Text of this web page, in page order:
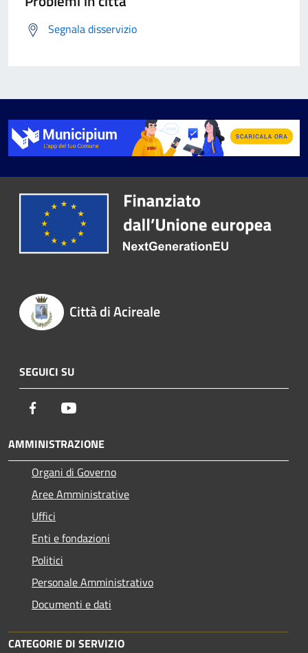
Segnala disservizio
Città di Acireale
SEGUICI SU
Facebook
AMMINISTRAZIONE
Organi di Governo
Aree Amministrative
Uffici
Enti e fondazioni
Politici
Personale Amministrativo
Documenti e dati
CATEGORIE DI SERVIZIO